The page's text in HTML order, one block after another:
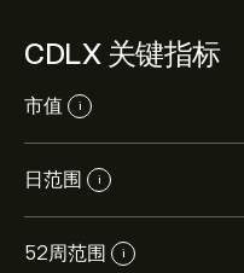
CDLX 关键指标
市值 i
日范围 i
52周范围 i